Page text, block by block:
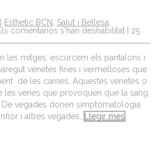
Esthetic BCN Salut i Bellesa
comentarios s'han deshabilitat | 25
les mitges, escurcem els pantalons i
venetes fines i vermelloses que
de les cames. Aquestes venetes o
les venes que provoquen que la sang
vegades donen simptomatologia
i altres vegades…
Llegir més